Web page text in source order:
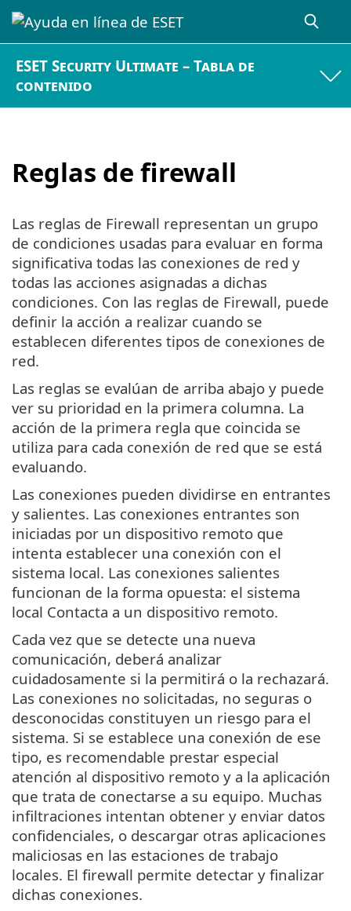
ESET Security Ultimate – Tabla de
contenido
Reglas de firewall
Las reglas de Firewall representan un grupo
de condiciones usadas para evaluar en forma
significativa todas las conexiones de red y
todas las acciones asignadas a dichas
condiciones. Con las reglas de Firewall, puede
definir la acción a realizar cuando se
establecen diferentes tipos de conexiones de
red.
Las reglas se evalúan de arriba abajo y puede
ver su prioridad en la primera columna. La
acción de la primera regla que coincida se
utiliza para cada conexión de red que se está
evaluando.
Las conexiones pueden dividirse en entrantes
y salientes. Las conexiones entrantes son
iniciadas por un dispositivo remoto que
intenta establecer una conexión con el
sistema local. Las conexiones salientes
funcionan de la forma opuesta: el sistema
local Contacta a un dispositivo remoto.
Cada vez que se detecte una nueva
comunicación, deberá analizar
cuidadosamente si la permitirá o la rechazará.
Las conexiones no solicitadas, no seguras o
desconocidas constituyen un riesgo para el
sistema. Si se establece una conexión de ese
tipo, es recomendable prestar especial
atención al dispositivo remoto y a la aplicación
que trata de conectarse a su equipo. Muchas
infiltraciones intentan obtener y enviar datos
confidenciales, o descargar otras aplicaciones
maliciosas en las estaciones de trabajo
locales. El firewall permite detectar y finalizar
dichas conexiones.